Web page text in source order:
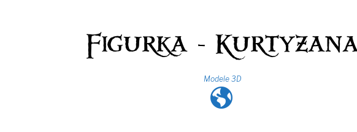
Figurka - Kurtyzana
Modele 3D